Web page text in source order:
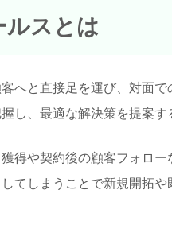
ルスとは
へと直接足を運び、対面
し、最適な解決策を提案
得や契約後の顧客フォロ
てしまうことで新規開拓